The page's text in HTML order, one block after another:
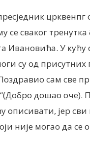
се сваког
Ивановића. У
су од
сам све
дошaо оче).
јер
није могaо да